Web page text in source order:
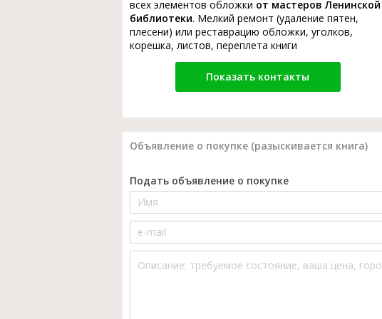
всех элементов обложки от мастеров Ленинской
библиотеки. Мелкий ремонт (удаление пятен,
плесени) или реставрацию обложки, уголков,
корешка, листов, переплета книги
Показать контакты
Объявление о покупке (разыскивается книга)
Подать объявление о покупке